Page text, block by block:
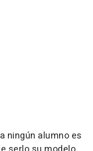
ningún alumno es